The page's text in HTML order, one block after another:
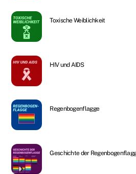
Toxische Weiblichkeit
HIV und AIDS
Regenbogenflagge
Geschichte der